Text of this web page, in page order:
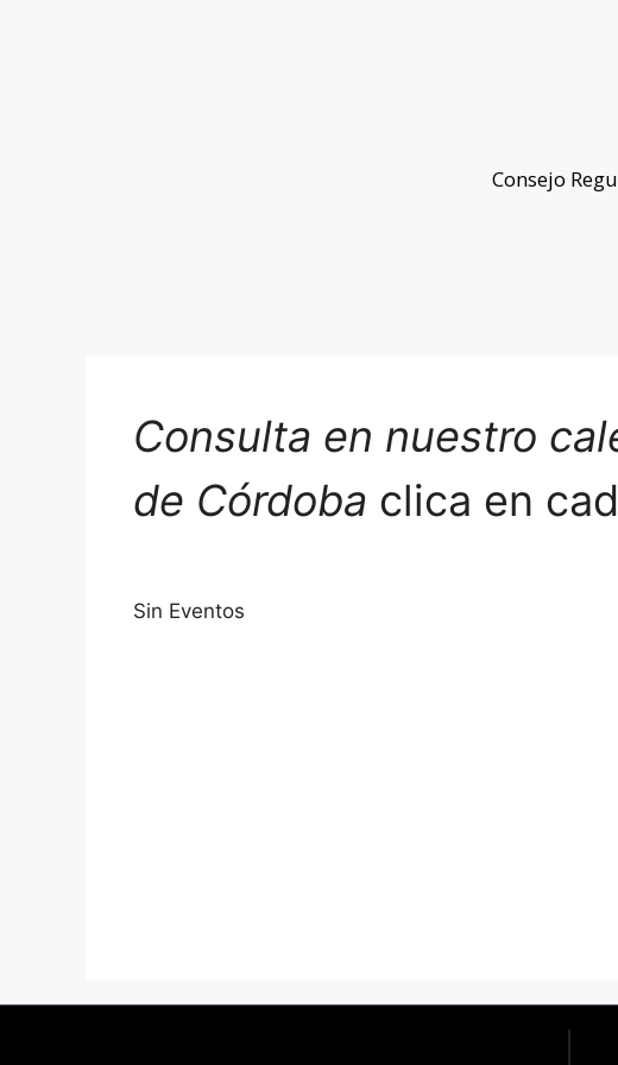
Consejo
Consulta en nuestro
de Córdoba clica en
Sin Eventos